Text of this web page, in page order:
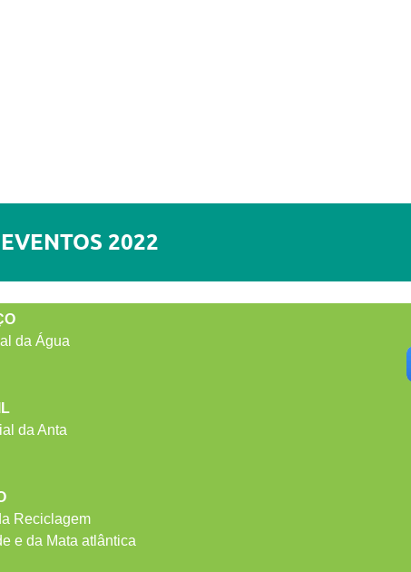
2022
da Água
da Anta
Reciclagem
e da Mata atlântica